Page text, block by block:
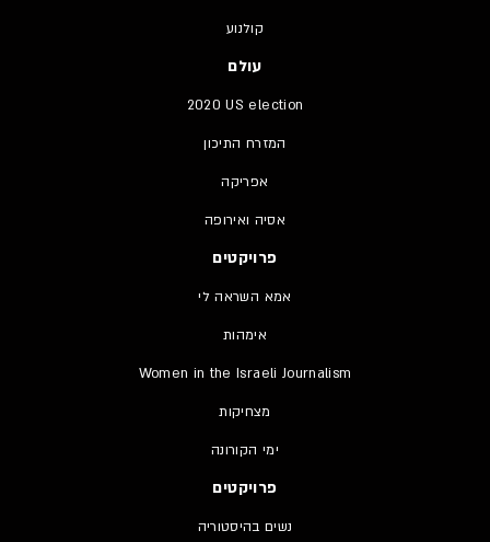
קולנוע
עולם
2020 US election
המזרח התיכון
אפריקה
אסיה ואירופה
פרויקטים
אמא השראה לי
אימהות
Women in the Israeli Journalism
מצחיקות
ימי הקורונה
פרויקטים
נשים בהיסטוריה